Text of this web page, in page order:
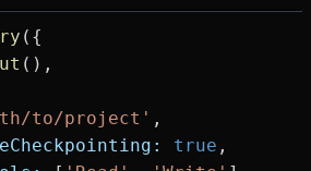
({
(),
to/project' ,
true ,